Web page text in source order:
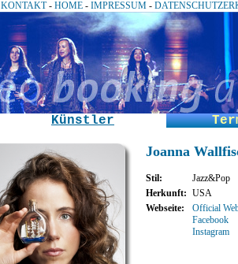
KONTAKT- HOME - IMPRESSUM -
Künstler
Joanna
Stil:
Jazz&Pop
Herkunft: USA
Webseite:
Official
Facebook
Instagram